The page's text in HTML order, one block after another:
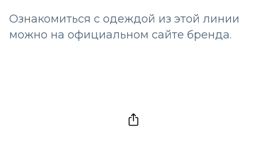
Ознакомиться с одеждой из этой линии
можно на официальном сайте бренда.